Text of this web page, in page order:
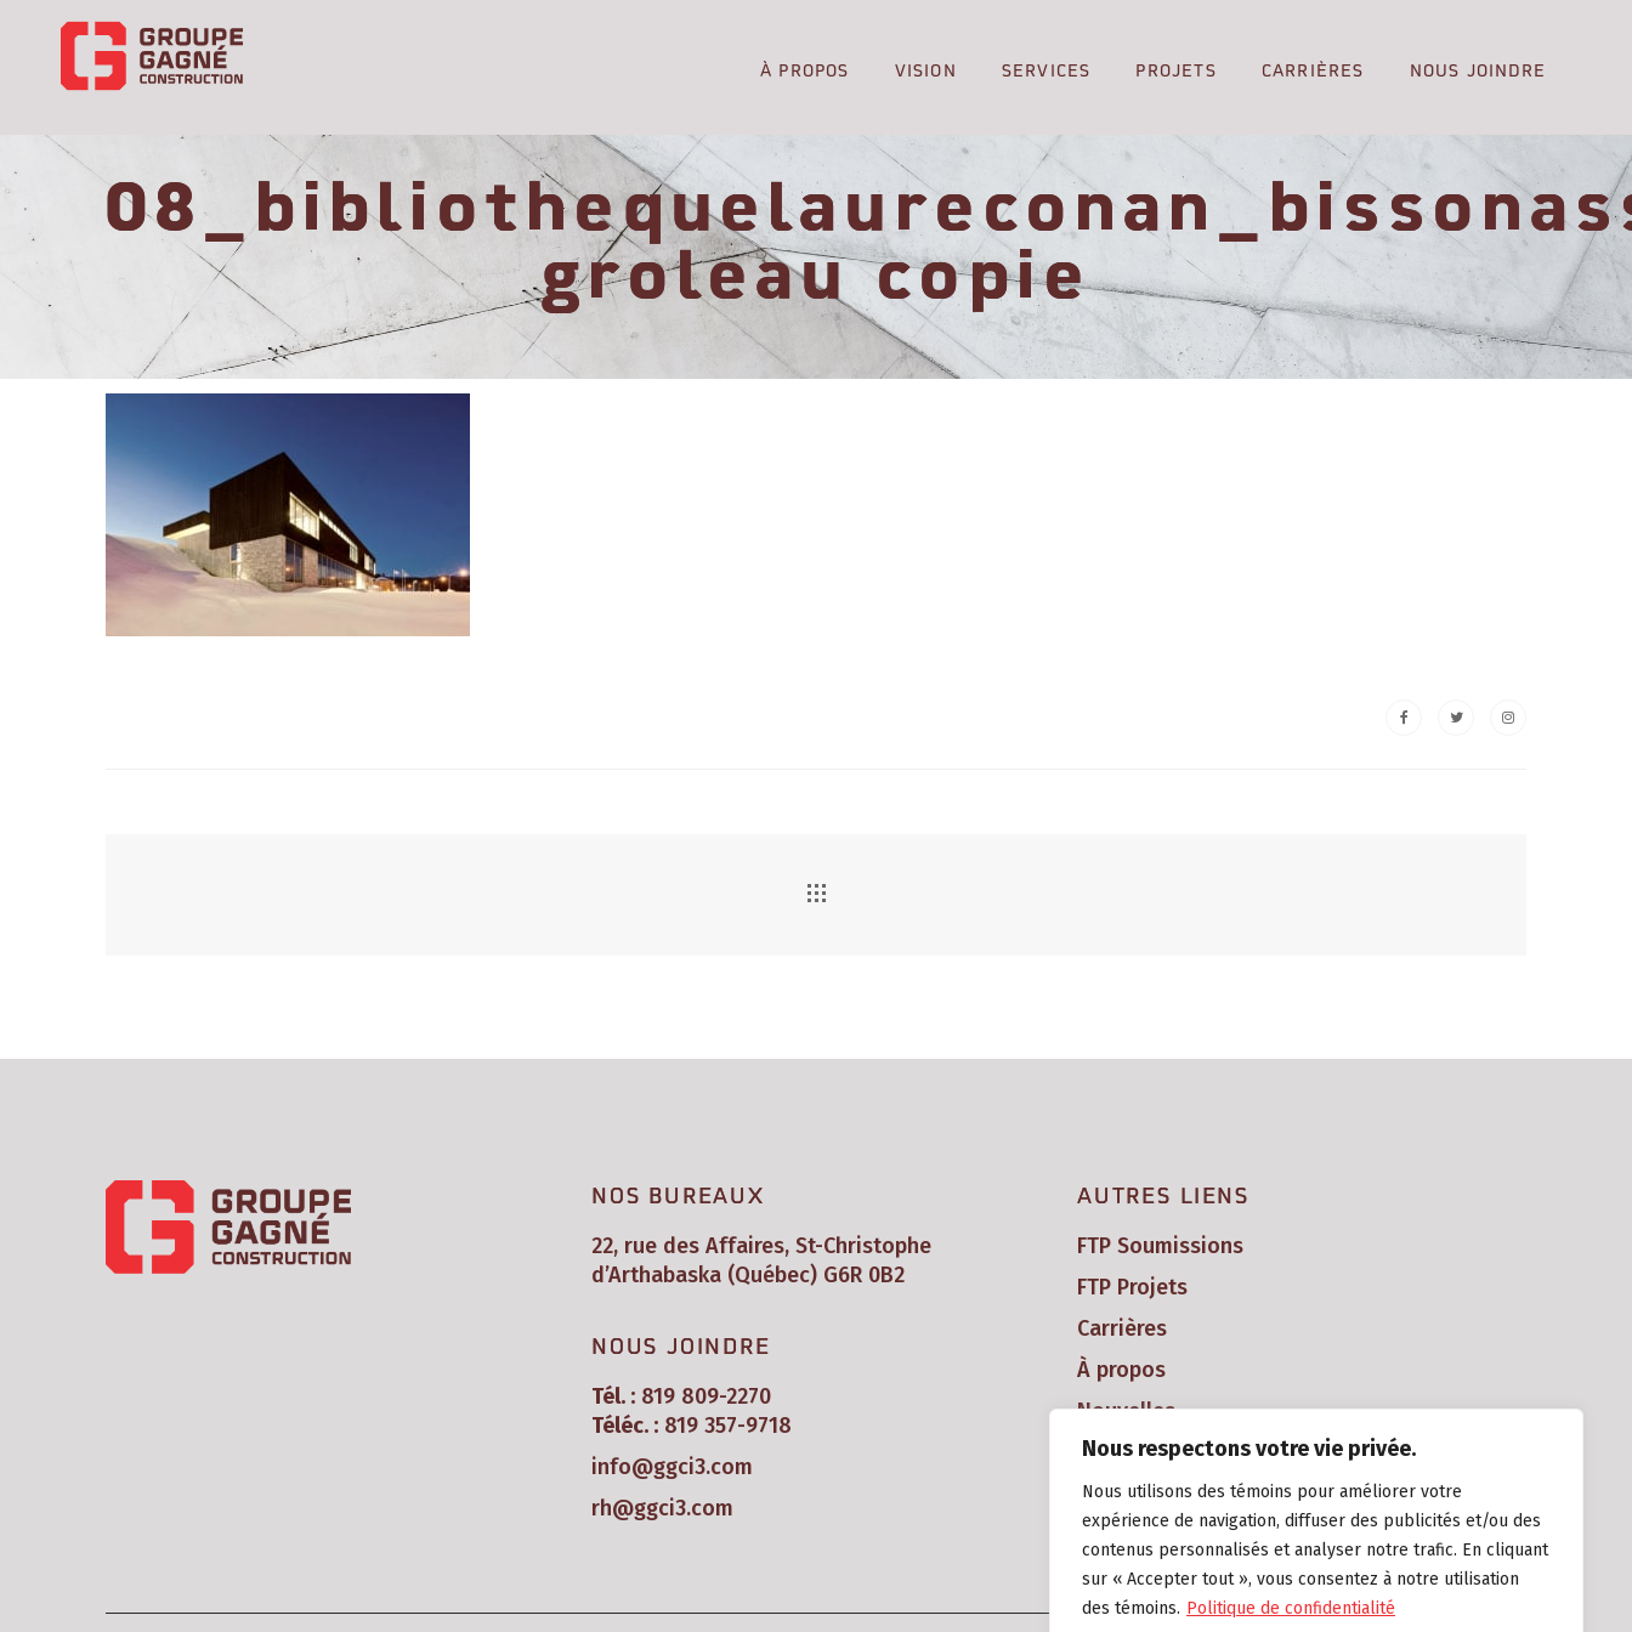
Nous respectons votre vie privée.
Nous utilisons des témoins pour améliorer votre
expérience de navigation, diffuser des publicités et/ou des
contenus personnalisés et analyser notre trafic. En cliquant
sur « Accepter tout », vous consentez à notre utilisation
des témoins. Politique de confidentialité
À PROPOS VISION SERVICES PROJETS CARRIÈRES NOUS JOINDRE
groleau copie
NOS BUREAUX
22, rue des Affaires, St-Christophe
d’Arthabaska (Québec) G6R 0B2
NOUS JOINDRE
Tél. : 819 809-2270
Téléc. : 819 357-9718
info@ggci3.com
rh@ggci3.com
AUTRES LIENS
FTP Soumissions
FTP Projets
Carrières
À propos
Nouvelles